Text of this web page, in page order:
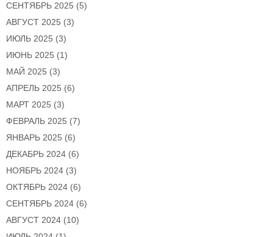
СЕНТЯБРЬ 2025 (5)
АВГУСТ 2025 (3)
ИЮЛЬ 2025 (3)
ИЮНЬ 2025 (1)
МАЙ 2025 (3)
АПРЕЛЬ 2025 (6)
МАРТ 2025 (3)
ФЕВРАЛЬ 2025 (7)
ЯНВАРЬ 2025 (6)
ДЕКАБРЬ 2024 (6)
НОЯБРЬ 2024 (3)
ОКТЯБРЬ 2024 (6)
СЕНТЯБРЬ 2024 (6)
АВГУСТ 2024 (10)